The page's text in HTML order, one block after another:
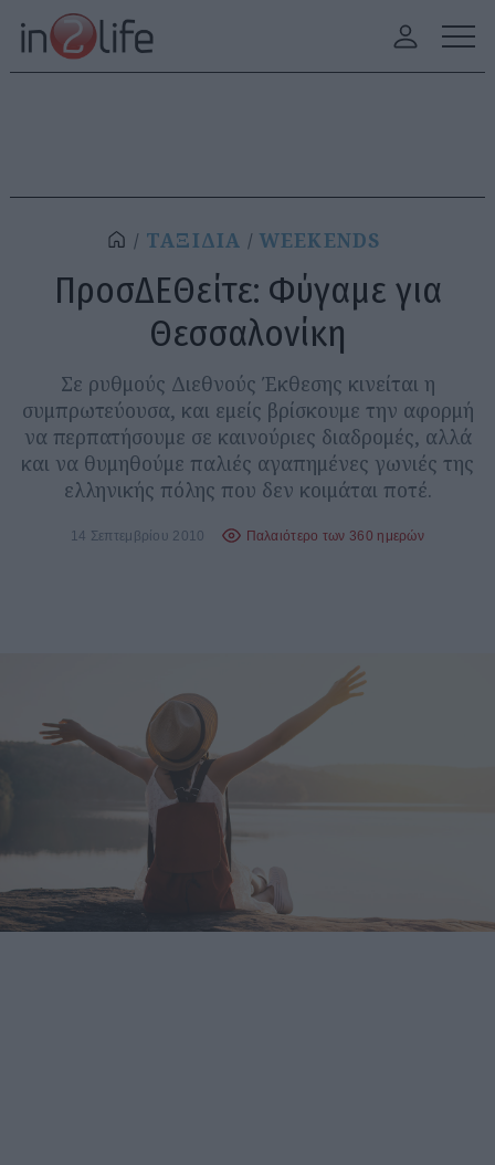
ΤΑΞΙΔΙΑ WEEKENDS
ΠροσΔΕΘείτε: Φύγαμε για
Θεσσαλονίκη
Σε ρυθμούς Διεθνούς Έκθεσης κινείται η
συμπρωτεύουσα, και εμείς βρίσκουμε την αφορμή
να περπατήσουμε σε καινούριες διαδρομές, αλλά
και να θυμηθούμε παλιές αγαπημένες γωνιές της
ελληνικής πόλης που δεν κοιμάται ποτέ.
14 Σεπτεμβρίου 2010 Παλαιότερο των 360 ημερών